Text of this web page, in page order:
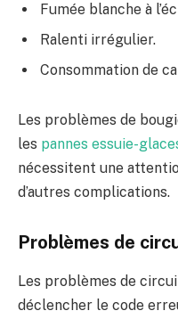
Fumée blanche à
Ralenti irrégulier.
Consommation de
Les problèmes de
les pannes essuie-
nécessitent une
d’autres complications.
Problèmes de
Les problèmes de
déclencher le code